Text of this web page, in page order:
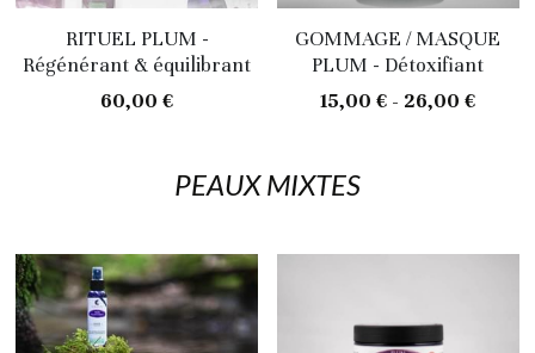
Pour lui
Le baume
RITUEL PLUM -
Régénérant & équilibrant
60,00 €
GOMMAGE / MASQUE
PLUM - Détoxifiant
15,00 € - 26,00 €
PEAUX MIXTES
Brumes florales
Huiles
Gommages
Pour lui